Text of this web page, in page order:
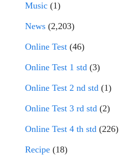
Music (1)
News (2,203)
Online Test (46)
Online Test 1 std (3)
Online Test 2 nd std (1)
Online Test 3 rd std (2)
Online Test 4 th std (226)
Recipe (18)